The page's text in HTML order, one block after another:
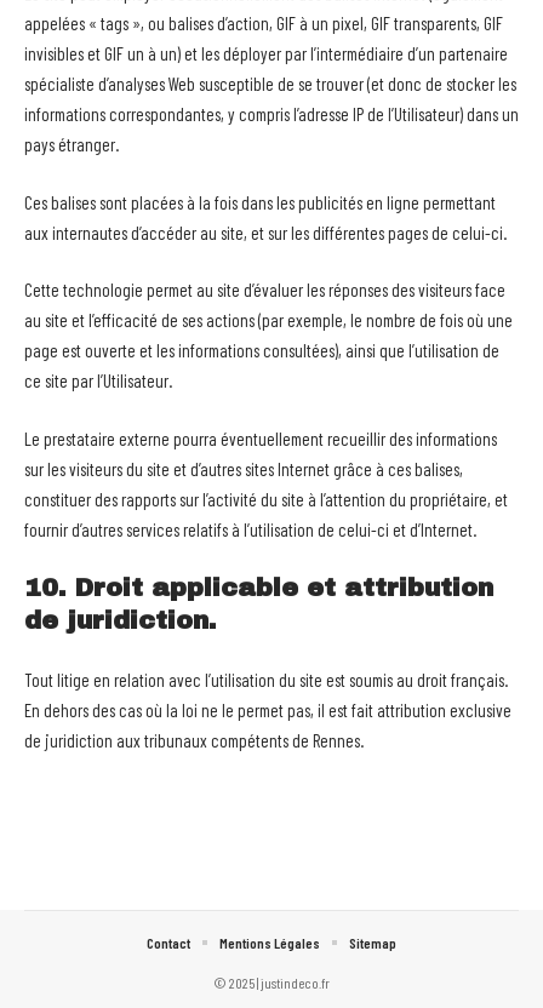
appelées « tags », ou balises d’action, GIF à un pixel, GIF transparents, GIF
invisibles et GIF un à un) et les déployer par l’intermédiaire d’un partenaire
spécialiste d’analyses Web susceptible de se trouver (et donc de stocker les
informations correspondantes, y compris l’adresse IP de l’Utilisateur) dans un
pays étranger.
Ces balises sont placées à la fois dans les publicités en ligne permettant
aux internautes d’accéder au site, et sur les différentes pages de celui-ci.
Cette technologie permet au site d’évaluer les réponses des visiteurs face
au site et l’efficacité de ses actions (par exemple, le nombre de fois où une
page est ouverte et les informations consultées), ainsi que l’utilisation de
ce site par l’Utilisateur.
Le prestataire externe pourra éventuellement recueillir des informations
sur les visiteurs du site et d’autres sites Internet grâce à ces balises,
constituer des rapports sur l’activité du site à l’attention du propriétaire, et
fournir d’autres services relatifs à l’utilisation de celui-ci et d’Internet.
10. Droit applicable et attribution
de juridiction.
Tout litige en relation avec l’utilisation du site est soumis au droit français.
En dehors des cas où la loi ne le permet pas, il est fait attribution exclusive
de juridiction aux tribunaux compétents de Rennes.
© 2025 | justindeco.fr
Contact Mentions Légales Sitemap